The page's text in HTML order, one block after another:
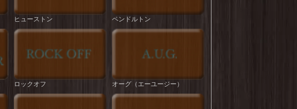
TROUSERSを更新しました！
HOUSTON : French Army M-47 Pantsを更新し
melple : Venice Trousersを更新しました！
melple : Tomcat Relax Pants を更新しました！
ROKX : TIDE ONを更新しました！
ヒューストン ペンドルトン
ロックオフ オーグ（エーユージー）